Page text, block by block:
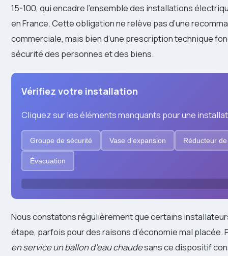
15-100, qui encadre l’ensemble des installations
en France. Cette obligation ne relève pas d’une
commerciale, mais bien d’une prescription technique
sécurité des personnes et des biens.
Vérifiez votre installation
Cliquez sur les éléments manquants pour une
Groupe de sécurité Vase d’expansion Réducteur
Évacuation
Nous constatons régulièrement que certains
étape, parfois pour des raisons d’économie mal placée.
en service un ballon d’eau chaudesans ce dispositif